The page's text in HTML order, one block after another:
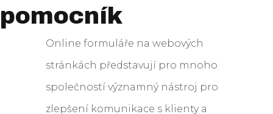
pomocník
Online formuláře na webových
stránkách představují pro mnoho
společností významný nástroj pro
zlepšení komunikace s klienty a